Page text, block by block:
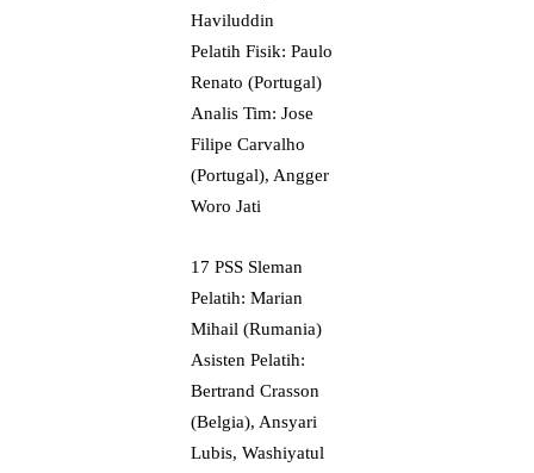
Haviluddin
Pelatih Fisik: Paulo
Renato (Portugal)
Analis Tim: Jose
Filipe Carvalho
(Portugal), Angger
Woro Jati
17 PSS Sleman
Pelatih: Marian
Mihail (Rumania)
Asisten Pelatih:
Bertrand Crasson
(Belgia), Ansyari
Lubis, Washiyatul